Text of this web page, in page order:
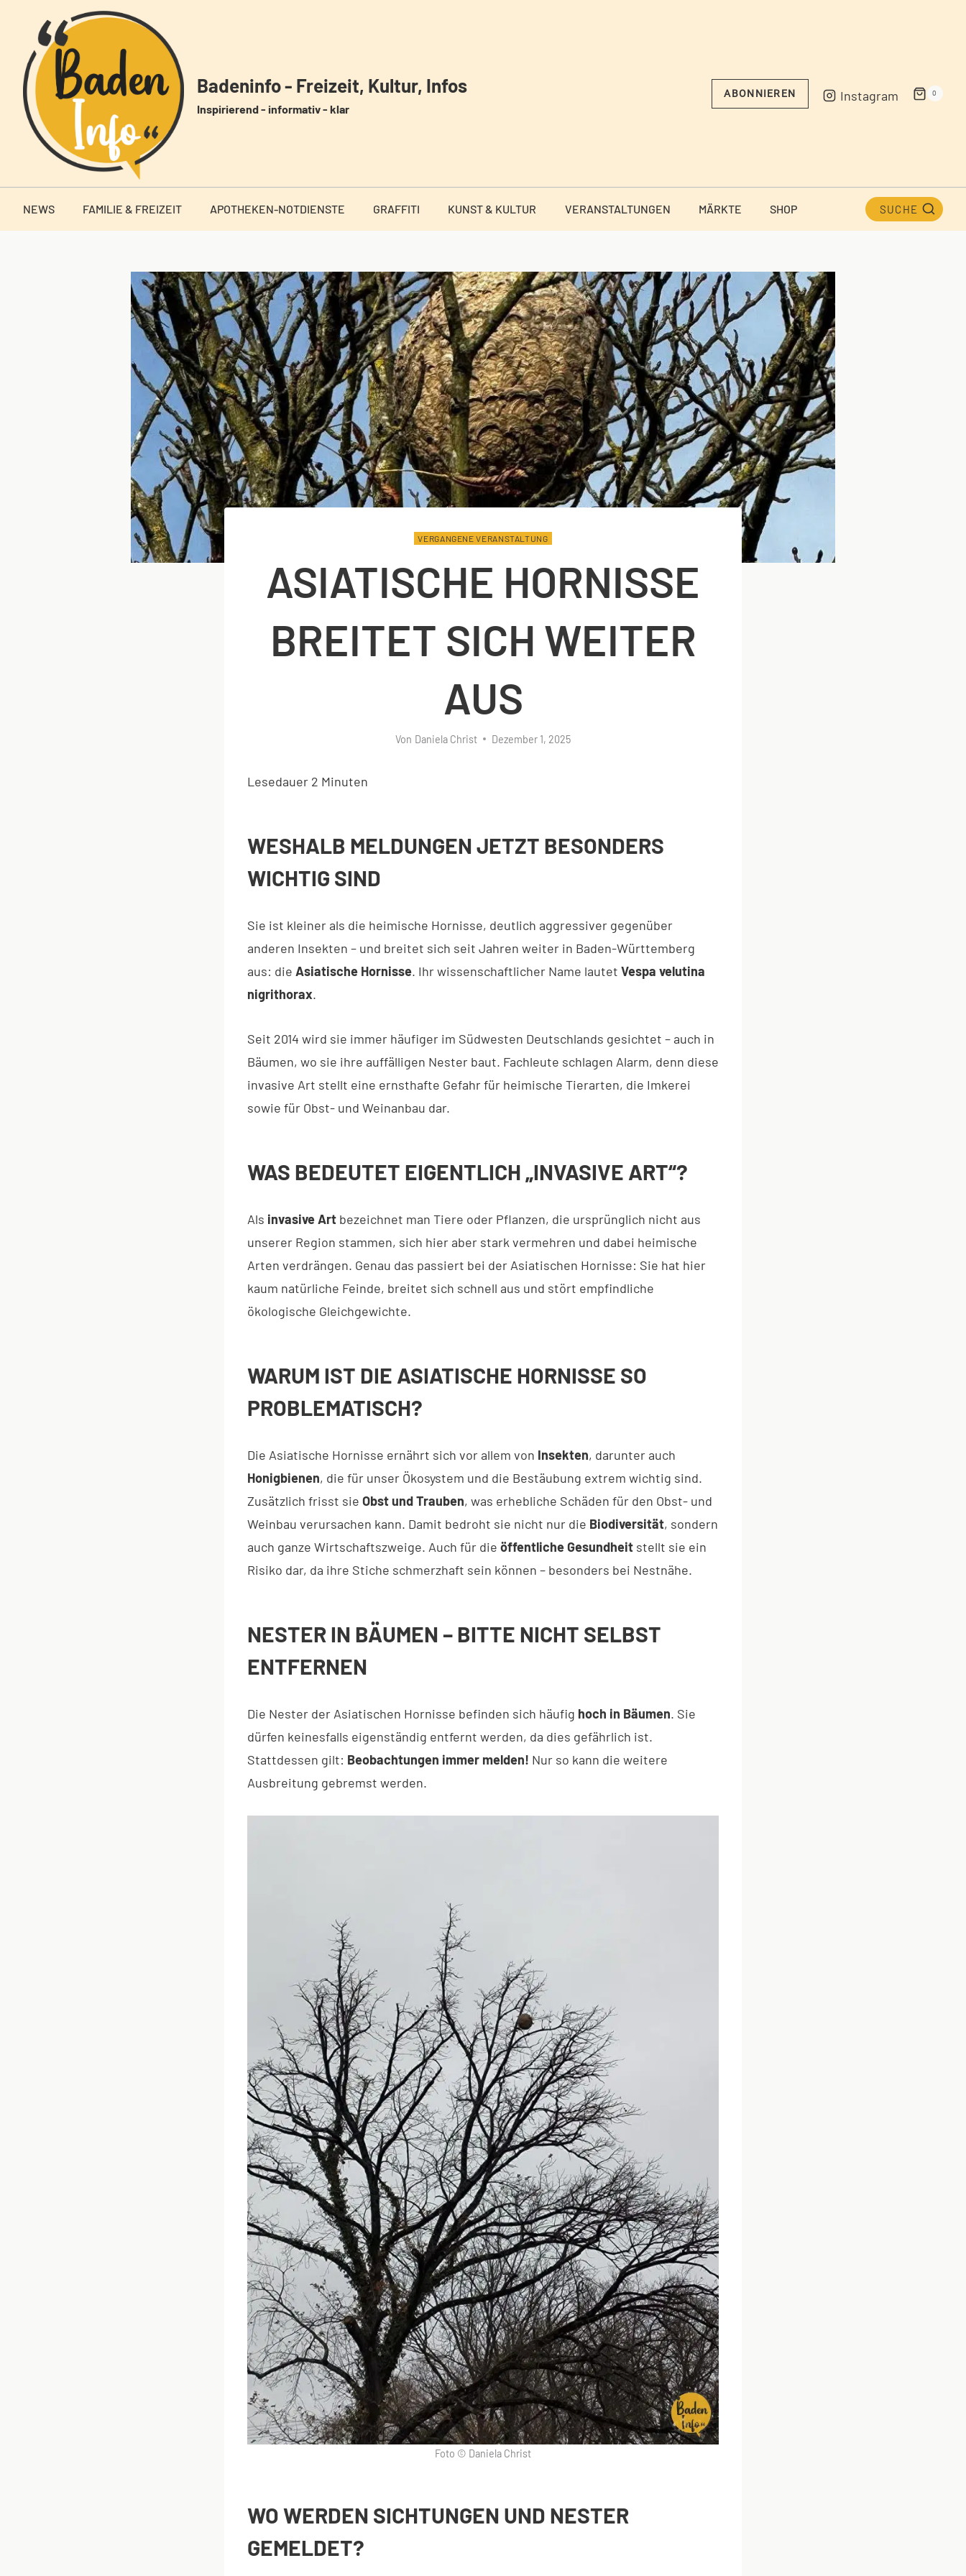
springen
Badeninfo - Freizeit, Kultur, Infos
Inspirierend - informativ - klar
ABONNIEREN Instagram 0
NEWS FAMILIE & FREIZEIT APOTHEKEN-NOTDIENSTE GRAFFITI KUNST & KULTUR VERANSTALTUNGEN MÄRKTE SHOP SUCHE
VERGANGENE VERANSTALTUNG
ASIATISCHE HORNISSE
BREITET SICH WEITER
AUS
Von Daniela Christ Dezember 1, 2025
Lesedauer 2 Minuten
WESHALB MELDUNGEN JETZT BESONDERS
WICHTIG SIND
Sie ist kleiner als die heimische Hornisse, deutlich aggressiver gegenüber
anderen Insekten – und breitet sich seit Jahren weiter in Baden-Württemberg
aus: die Asiatische Hornisse. Ihr wissenschaftlicher Name lautet Vespa velutina
nigrithorax.
Seit 2014 wird sie immer häufiger im Südwesten Deutschlands gesichtet – auch in
Bäumen, wo sie ihre auffälligen Nester baut. Fachleute schlagen Alarm, denn diese
invasive Art stellt eine ernsthafte Gefahr für heimische Tierarten, die Imkerei
sowie für Obst- und Weinanbau dar.
WAS BEDEUTET EIGENTLICH „INVASIVE ART“?
Als invasive Art bezeichnet man Tiere oder Pflanzen, die ursprünglich nicht aus
unserer Region stammen, sich hier aber stark vermehren und dabei heimische
Arten verdrängen. Genau das passiert bei der Asiatischen Hornisse: Sie hat hier
kaum natürliche Feinde, breitet sich schnell aus und stört empfindliche
ökologische Gleichgewichte.
WARUM IST DIE ASIATISCHE HORNISSE SO
PROBLEMATISCH?
Die Asiatische Hornisse ernährt sich vor allem von Insekten, darunter auch
Honigbienen, die für unser Ökosystem und die Bestäubung extrem wichtig sind.
Zusätzlich frisst sie Obst und Trauben, was erhebliche Schäden für den Obst- und
Weinbau verursachen kann. Damit bedroht sie nicht nur die Biodiversität, sondern
auch ganze Wirtschaftszweige. Auch für die öffentliche Gesundheit stellt sie ein
Risiko dar, da ihre Stiche schmerzhaft sein können – besonders bei Nestnähe.
NESTER IN BÄUMEN – BITTE NICHT SELBST
ENTFERNEN
Die Nester der Asiatischen Hornisse befinden sich häufig hoch in Bäumen. Sie
dürfen keinesfalls eigenständig entfernt werden, da dies gefährlich ist.
Stattdessen gilt: Beobachtungen immer melden! Nur so kann die weitere
Ausbreitung gebremst werden.
Foto © Daniela Christ
WO WERDEN SICHTUNGEN UND NESTER
GEMELDET?